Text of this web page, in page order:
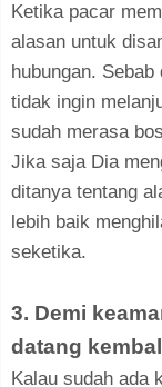
Ketika pacar
alasan untuk
hubungan.
tidak ingin
sudah merasa
Jika saja Dia
ditanya tentang
lebih baik
seketika.
3. Demi
datang
Kalau sudah ada